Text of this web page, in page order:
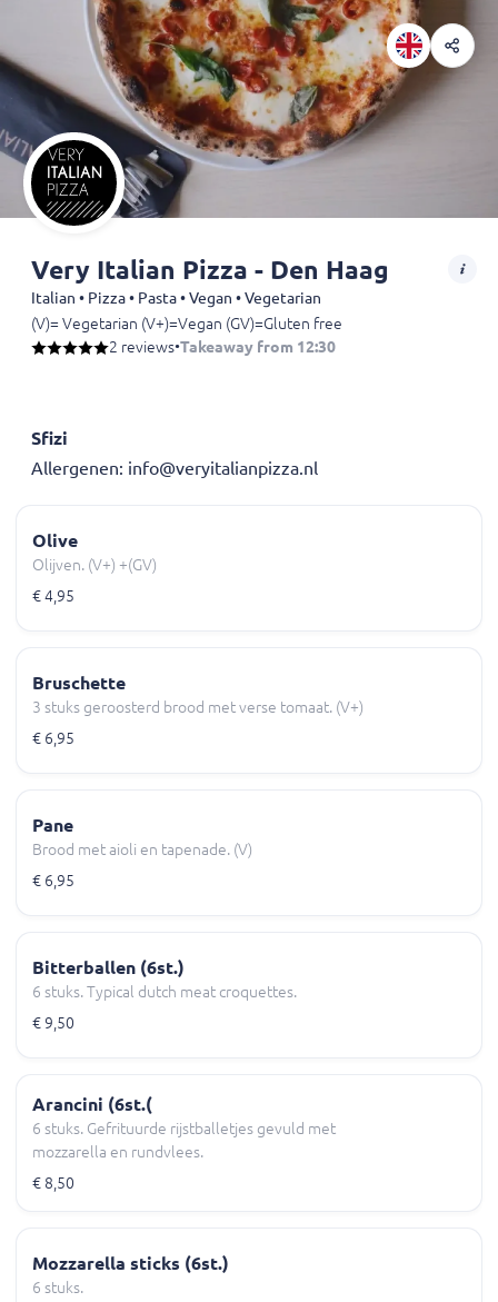
Very Italian Pizza - Den Haag
Italian • Pizza • Pasta • Vegan • Vegetarian
(V)= Vegetarian (V+)=Vegan (GV)=Gluten free
2 reviews•Takeaway from 12:30
Sfizi
Allergenen: info@veryitalianpizza.nl
Olive
Olijven. (V+) +(GV)
€ 4,95
Bruschette
3 stuks geroosterd brood met verse tomaat. (V+)
€ 6,95
Pane
Brood met aioli en tapenade. (V)
€ 6,95
Bitterballen (6st.)
6 stuks. Typical dutch meat croquettes.
€ 9,50
Arancini (6st.(
6 stuks. Gefrituurde rijstballetjes gevuld met
mozzarella en rundvlees.
€ 8,50
Mozzarella sticks (6st.)
6 stuks.